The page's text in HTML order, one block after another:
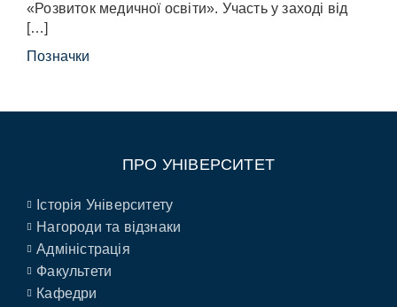
«Розвиток медичної освіти». Участь у заході від
[…]
Позначки
ПРО УНІВЕРСИТЕТ
Історія Університету
Нагороди та відзнаки
Адміністрація
Факультети
Кафедри